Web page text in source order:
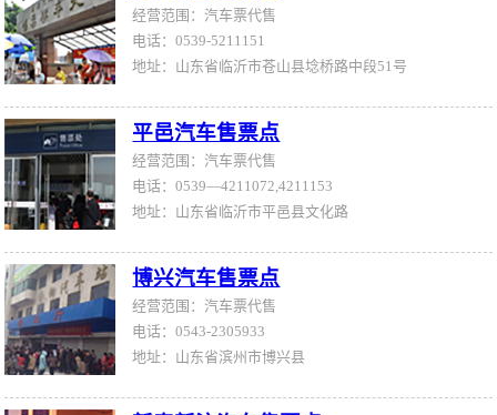
经营范围：汽车票代售
电话：0539-5211151
地址：山东省临沂市苍山县埝桥路中段51号
平邑汽车售票点
经营范围：汽车票代售
电话：0539—4211072,4211153
地址：山东省临沂市平邑县文化路‎
博兴汽车售票点
经营范围：汽车票代售
电话：0543-2305933
地址：山东省滨州市博兴县